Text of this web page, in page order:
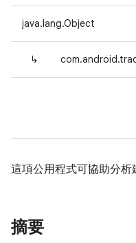
java.lang.Object
↳
這項公用程式可協助分析
摘要